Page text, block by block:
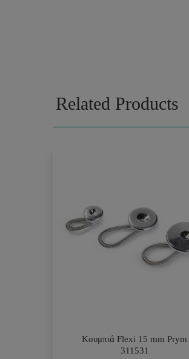
Related Products
Κουμπιά Flexi 15 mm Prym
311531